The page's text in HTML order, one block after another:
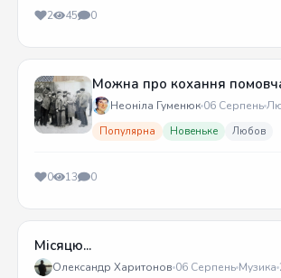
2 45 0
Можна про кохання
Неоніла Гуменюк 06 Серпень
Популярна Новеньке Любов
0 13 0
Місяцю...
Олександр Харитонов 06 Серпень Музика